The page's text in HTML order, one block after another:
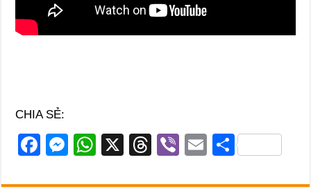
CHIA SẺ:
F
M
W
X
T
Vi
E S